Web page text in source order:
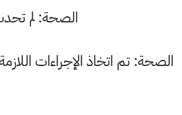
الصحة: لم
الصحة: تم اتخاذ الإجراءات